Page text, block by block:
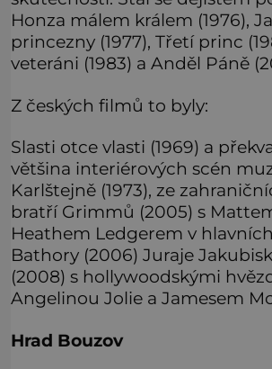
Honza málem králem (1976),
princezny (1977), Třetí princ
veteráni (1983) a Anděl Páně
Z českých filmů to byly:
Slasti otce vlasti (1969) a
většina interiérových scén
Karlštejně (1973), ze
bratří Grimmů (2005) s
Heathem Ledgerem v
Bathory (2006) Juraje
(2008) s hollywoodskými
Angelinou Jolie a Jamesem
Hrad Bouzov